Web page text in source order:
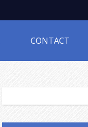
CONTACT